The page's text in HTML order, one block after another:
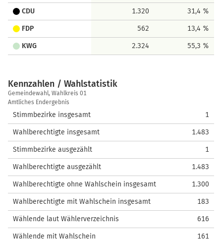
CDU 1.320 31,4 %
FDP 562 13,4 %
KWG 2.324 55,3 %
Kennzahlen / Wahlstatistik
Kennzahlen
/
Wahlstatistik
Gemeindewahl, Wahlkreis 01
Amtliches Endergebnis
Stimmbezirke insgesamt 1
Wahlberechtigte insgesamt 1.483
Stimmbezirke ausgezählt 1
Wahlberechtigte ausgezählt 1.483
Wahlberechtigte ohne Wahlschein insgesamt 1.300
Wahlberechtigte mit Wahlschein insgesamt 183
Wählende laut Wählerverzeichnis 616
Wählende mit Wahlschein 161